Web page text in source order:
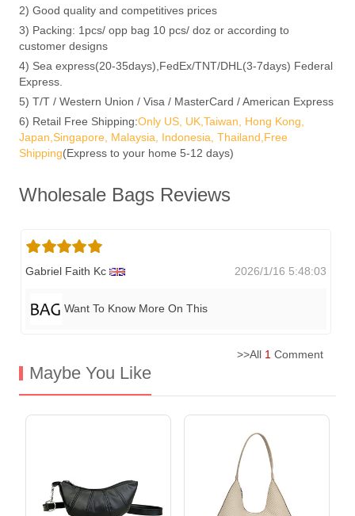
2) Good quality and competitives prices
3) Packing: 1pcs/ opp bag 10 pcs/ doz or according to
customer designs
4) Sea express(20-35days),FedEx/TNT/DHL(3-7days) Federal
Express.
5) T/T / Western Union / Visa / MasterCard / American Express
6) Retail Free Shipping:Only US, UK,Taiwan, Hong Kong,
Japan,Singapore, Malaysia, Indonesia, Thailand,Free
Shipping(Express to your home 5-12 days)
Wholesale Bags Reviews
Gabriel Faith Kc 2026/1/16 5:48:03
Want To Know More On This
>>All 1 Comment
Maybe You Like